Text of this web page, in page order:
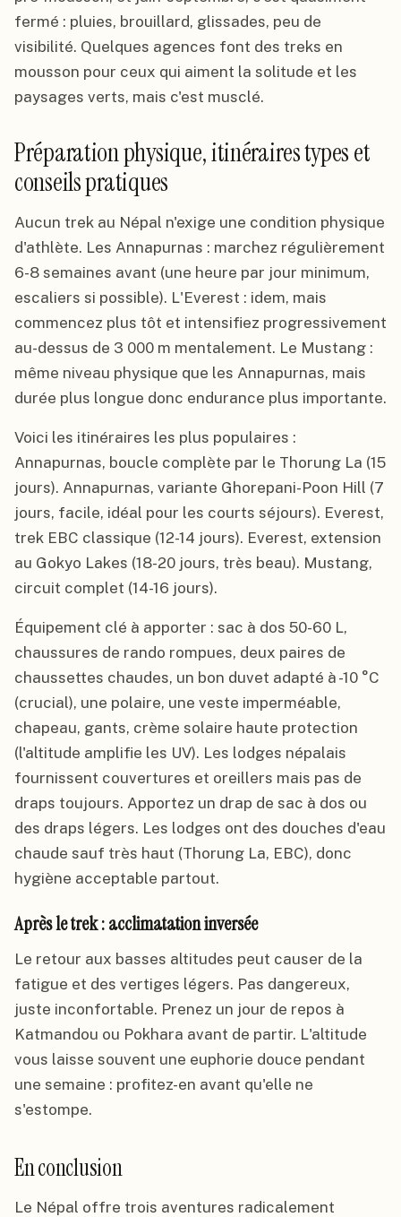
fermé : pluies, brouillard, glissades, peu de
visibilité. Quelques agences font des treks en
mousson pour ceux qui aiment la solitude et les
paysages verts, mais c'est musclé.
Préparation physique, itinéraires types et
conseils pratiques
Aucun trek au Népal n'exige une condition physique
d'athlète. Les Annapurnas : marchez régulièrement
6-8 semaines avant (une heure par jour minimum,
escaliers si possible). L'Everest : idem, mais
commencez plus tôt et intensifiez progressivement
au-dessus de 3 000 m mentalement. Le Mustang :
même niveau physique que les Annapurnas, mais
durée plus longue donc endurance plus importante.
Voici les itinéraires les plus populaires :
Annapurnas, boucle complète par le Thorung La (15
jours). Annapurnas, variante Ghorepani-Poon Hill (7
jours, facile, idéal pour les courts séjours). Everest,
trek EBC classique (12-14 jours). Everest, extension
au Gokyo Lakes (18-20 jours, très beau). Mustang,
circuit complet (14-16 jours).
Équipement clé à apporter : sac à dos 50-60 L,
chaussures de rando rompues, deux paires de
chaussettes chaudes, un bon duvet adapté à -10 °C
(crucial), une polaire, une veste imperméable,
chapeau, gants, crème solaire haute protection
(l'altitude amplifie les UV). Les lodges népalais
fournissent couvertures et oreillers mais pas de
draps toujours. Apportez un drap de sac à dos ou
des draps légers. Les lodges ont des douches d'eau
chaude sauf très haut (Thorung La, EBC), donc
hygiène acceptable partout.
Après le trek : acclimatation inversée
Le retour aux basses altitudes peut causer de la
fatigue et des vertiges légers. Pas dangereux,
juste inconfortable. Prenez un jour de repos à
Katmandou ou Pokhara avant de partir. L'altitude
vous laisse souvent une euphorie douce pendant
une semaine : profitez-en avant qu'elle ne
s'estompe.
En conclusion
Le Népal offre trois aventures radicalement